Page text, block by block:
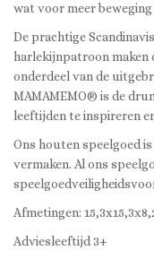
wat voor meer
De prachtige
harlekijnpatroon maken
onderdeel van de
MAMAMEMO® is de
leeftijden te inspireren
Ons houten speelgoed
vermaken. Al ons
Afmetingen:
Adviesleeftijd 3+